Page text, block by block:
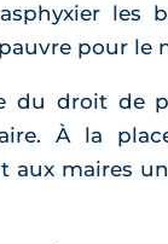
les
pour le
du droit de
À la
aux maires